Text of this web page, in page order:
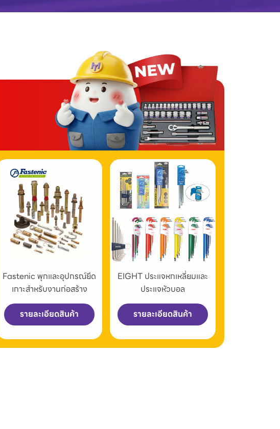
Fastenic พุกและอุปกรณ์ยึด
เกาะสำหรับงานก่อสร้าง
รายละเอียดสินค้า
EIGHT ประแจหกเหลี่ยมและ
ประแจหัวบอล
รายละเอียดสินค้า